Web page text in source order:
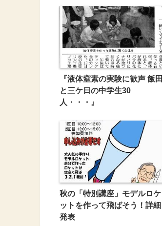
『液体窒素の実験に歓声 飯田
と三ケ日の中学生30
人・・・』
秋の「特別講座」モデルロケ
ットを作って飛ばそう！詳細
発表